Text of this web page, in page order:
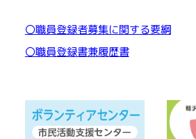
〇職員登録者募集に関する要綱
〇職員登録書兼履歴書